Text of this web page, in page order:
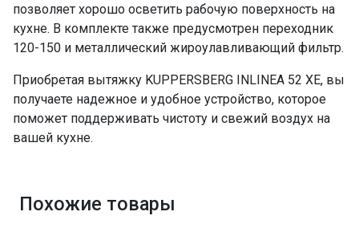
позволяет хорошо осветить рабочую поверхность на
кухне. В комплекте также предусмотрен переходник
120-150 и металлический жироулавливающий фильтр.
Приобретая вытяжку KUPPERSBERG INLINEA 52 XE, вы
получаете надежное и удобное устройство, которое
поможет поддерживать чистоту и свежий воздух на
вашей кухне.
Похожие товары